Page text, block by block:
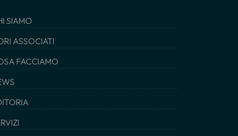
SIAMO
ASSOCIATI
FACCIAMO